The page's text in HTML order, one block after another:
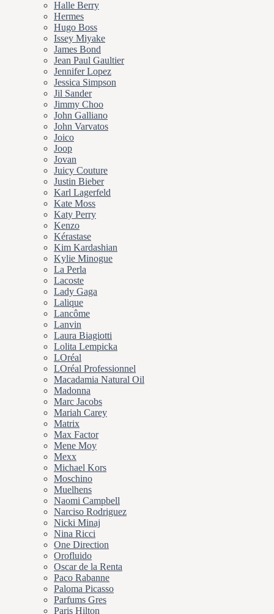
Halle Berry
Hermes
Hugo Boss
Issey Miyake
James Bond
Jean Paul Gaultier
Jennifer Lopez
Jessica Simpson
Jil Sander
Jimmy Choo
John Galliano
John Varvatos
Joico
Joop
Jovan
Juicy Couture
Justin Bieber
Karl Lagerfeld
Kate Moss
Katy Perry
Kenzo
Kérastase
Kim Kardashian
Kylie Minogue
La Perla
Lacoste
Lady Gaga
Lalique
Lancôme
Lanvin
Laura Biagiotti
Lolita Lempicka
LOréal
LOréal Professionnel
Macadamia Natural Oil
Madonna
Marc Jacobs
Mariah Carey
Matrix
Max Factor
Mene Moy
Mexx
Michael Kors
Moschino
Muelhens
Naomi Campbell
Narciso Rodriguez
Nicki Minaj
Nina Ricci
One Direction
Orofluido
Oscar de la Renta
Paco Rabanne
Paloma Picasso
Parfums Gres
Paris Hilton